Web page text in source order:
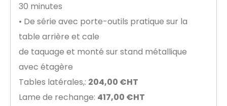
30 minutes
• De série avec porte-outils pratique sur la
table arrière et cale
de taquage et monté sur stand métallique
avec étagère
Tables latérales,: 204,00 €HT
Lame de rechange: 417,00 €HT